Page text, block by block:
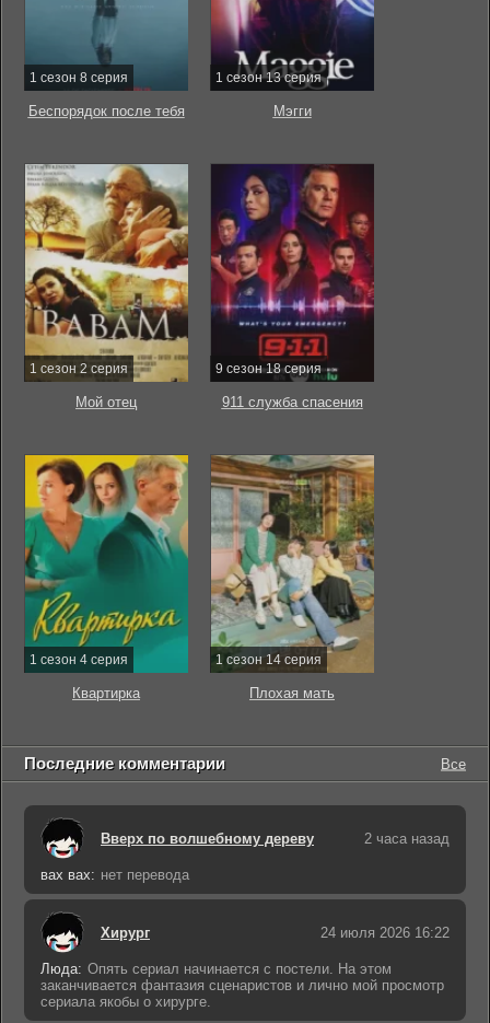
1 сезон 8 серия
Беспорядок после тебя
1 сезон 13 серия
Мэгги
1 сезон 2 серия
Мой отец
9 сезон 18 серия
911 служба спасения
1 сезон 4 серия
Квартирка
1 сезон 14 серия
Плохая мать
Последние комментарии Все
Вверх по волшебному дереву 2 часа назад
вах вах: нет перевода
Хирург 24 июля 2026 16:22
Люда: Опять сериал начинается с постели. На этом
заканчивается фантазия сценаристов и лично мой просмотр
сериала якобы о хирурге.